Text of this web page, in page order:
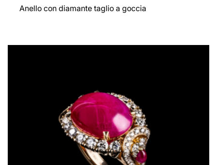
Anello con diamante taglio a goccia